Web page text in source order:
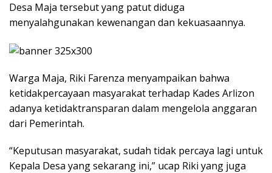
Desa Maja tersebut yang patut diduga
menyalahgunakan kewenangan dan kekuasaannya.
Warga Maja, Riki Farenza menyampaikan bahwa
ketidakpercayaan masyarakat terhadap Kades Arlizon
adanya ketidaktransparan dalam mengelola anggaran
dari Pemerintah.
“Keputusan masyarakat, sudah tidak percaya lagi untuk
Kepala Desa yang sekarang ini,” ucap Riki yang juga